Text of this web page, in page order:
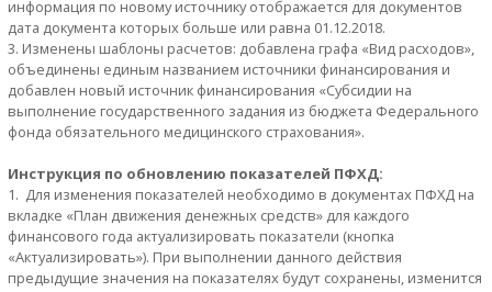
информация по новому источнику отображается для документов
дата документа которых больше или равна 01.12.2018.
3. Изменены шаблоны расчетов: добавлена графа «Вид расходов»,
объединены единым названием источники финансирования и
добавлен новый источник финансирования «Субсидии на
выполнение государственного задания из бюджета Федерального
фонда обязательного медицинского страхования».
Инструкция по обновлению показателей ПФХД:
1. Для изменения показателей необходимо в документах ПФХД на
вкладке «План движения денежных средств» для каждого
финансового года актуализировать показатели (кнопка
«Актуализировать»). При выполнении данного действия
предыдущие значения на показателях будут сохранены, изменится